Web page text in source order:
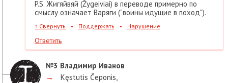
P.S. Жигяйвяй (Žygeiviai) в переводе примерно по
смыслу означает Варяги ("воины идущие в поход").
↑ Свернуть • Поддержать • Нарушение
Ответить
№3 Владимир Иванов
→
Kęstutis Čeponis,